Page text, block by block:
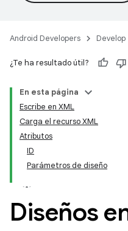
Android Developers Develop
¿Te ha resultado útil?
En esta página
Escribe en XML
Carga el recurso XML
Atributos
ID
Parámetros de diseño
Diseños